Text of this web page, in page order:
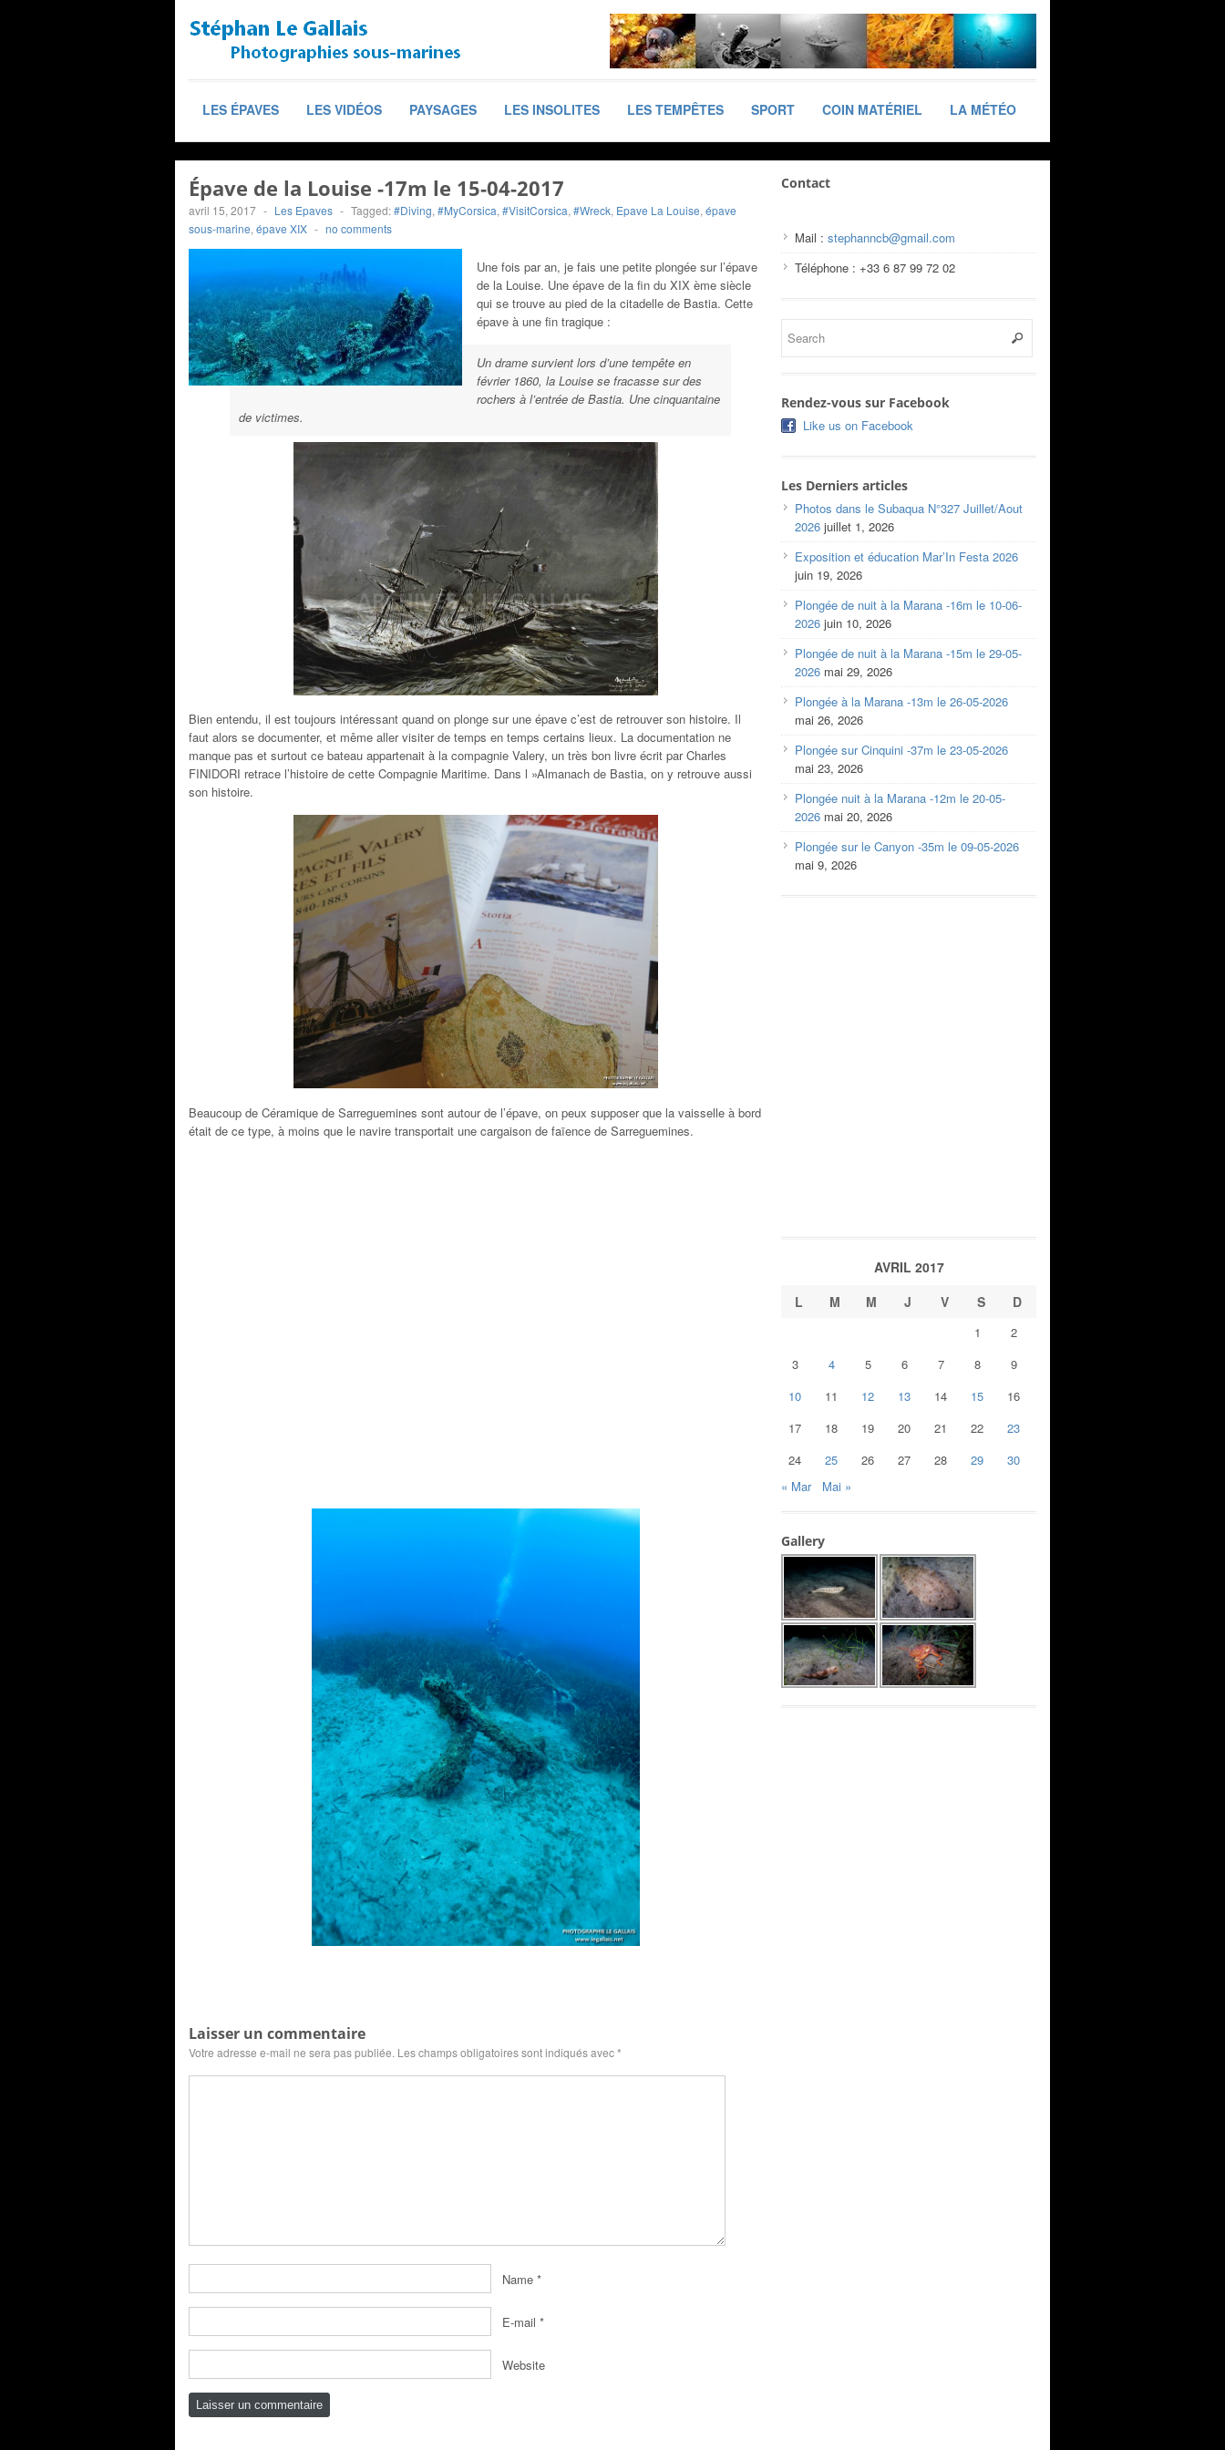
LES ÉPAVES LES VIDÉOS PAYSAGES LES INSOLITES LES TEMPÊTES SPORT COIN MATÉRIEL LA MÉTÉO
Épave de la Louise -17m le 15-04-2017
avril 15, 2017 - Les Epaves - Tagged:#Diving, #MyCorsica, #VisitCorsica, #Wreck, Epave La Louise, épave
sous-marine, épave XIX - no comments
Une fois par an, je fais une petite plongée sur l’épave
de la Louise. Une épave de la fin du XIX ème siècle
qui se trouve au pied de la citadelle de Bastia. Cette
épave à une fin tragique :
Un drame survient lors d’une tempête en
février 1860, la Louise se fracasse sur des
rochers à l’entrée de Bastia. Une cinquantaine
de victimes.
Bien entendu, il est toujours intéressant quand on plonge sur une épave c’est de retrouver son histoire. Il
faut alors se documenter, et même aller visiter de temps en temps certains lieux. La documentation ne
manque pas et surtout ce bateau appartenait à la compagnie Valery, un très bon livre écrit par Charles
FINIDORI retrace l’histoire de cette Compagnie Maritime. Dans l »Almanach de Bastia, on y retrouve aussi
son histoire.
Beaucoup de Céramique de Sarreguemines sont autour de l’épave, on peux supposer que la vaisselle à bord
était de ce type, à moins que le navire transportait une cargaison de faïence de Sarreguemines.
Laisser un commentaire
Votre adresse e-mail ne sera pas publiée. Les champs obligatoires sont indiqués avec*
Name *
E-mail *
Website
Contact
Mail : stephanncb@gmail.com
Téléphone : +33 6 87 99 72 02
Rendez-vous sur Facebook
Like us on Facebook
Les Derniers articles
Photos dans le Subaqua N°327 Juillet/Aout
2026 juillet 1, 2026
Exposition et éducation Mar’In Festa 2026
juin 19, 2026
Plongée de nuit à la Marana -16m le 10-06-
2026 juin 10, 2026
Plongée de nuit à la Marana -15m le 29-05-
2026 mai 29, 2026
Plongée à la Marana -13m le 26-05-2026
mai 26, 2026
Plongée sur Cinquini -37m le 23-05-2026
mai 23, 2026
Plongée nuit à la Marana -12m le 20-05-
2026 mai 20, 2026
Plongée sur le Canyon -35m le 09-05-2026
mai 9, 2026
AVRIL 2017
L
M M J V S D
1
2
3
4 5 6 7 8
9
10
11 12 13 14 15
16
17
18 19 20 21 22
23
24
25 26 27 28 29
30
« Mar
Mai »
Gallery